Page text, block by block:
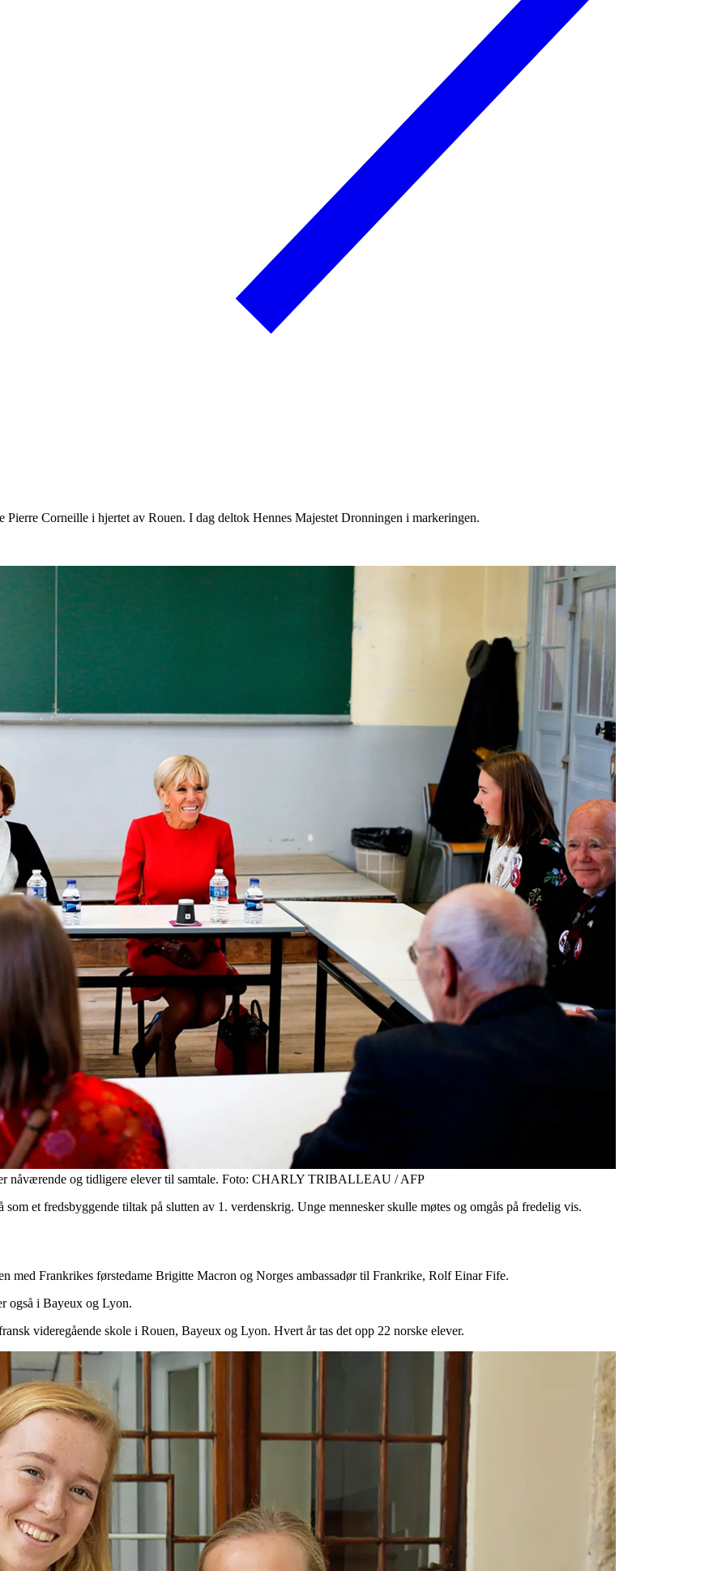
Pierre Corneille i hjertet av Rouen. I dag deltok Hennes Majestet Dronningen i markeringen.
nåværende og tidligere elever til samtale. Foto: CHARLY TRIBALLEAU / AFP
et fredsbyggende tiltak på slutten av 1. verdenskrig. Unge mennesker skulle møtes og omgås på fredelig vis.
med Frankrikes førstedame Brigitte Macron og Norges ambassadør til Frankrike, Rolf Einar Fife.
også i Bayeux og Lyon.
videregående skole i Rouen, Bayeux og Lyon. Hvert år tas det opp 22 norske elever.